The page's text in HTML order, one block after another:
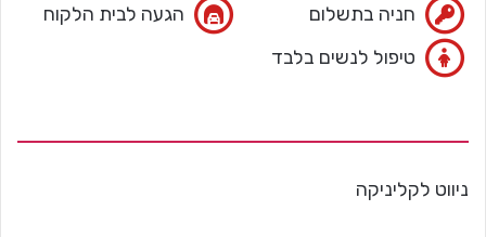
חניה בתשלום
הגעה לבית הלקוח
טיפול לנשים בלבד
ניווט לקליניקה